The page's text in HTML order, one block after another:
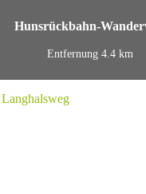
Hunsrückbahn-
Entfernung 4.4 km